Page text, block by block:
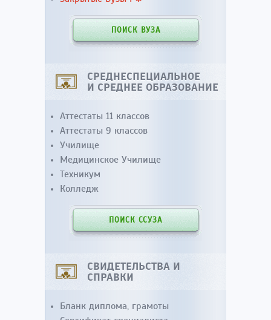
ПОИСК ВУЗА
СРЕДНЕСПЕЦИАЛЬНОЕ
И СРЕДНЕЕ ОБРАЗОВАНИЕ
Аттестаты 11 классов
Аттестаты 9 классов
Училище
Медицинское Училище
Техникум
Колледж
ПОИСК ССУЗА
СВИДЕТЕЛЬСТВА И
СПРАВКИ
Бланк диплома, грамоты